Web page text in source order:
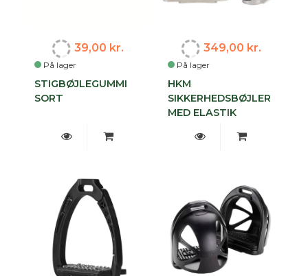
På lager
39,00 kr.
STIGBØJLEGUMMI
SORT
På lager
349,00 kr.
HKM
SIKKERHEDSBØJLER
MED ELASTIK